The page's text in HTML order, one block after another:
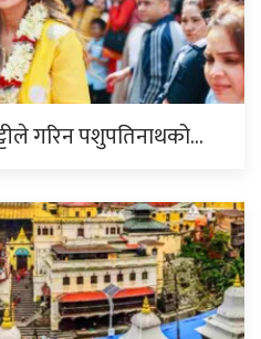
गरिन पशुपतिनाथको…